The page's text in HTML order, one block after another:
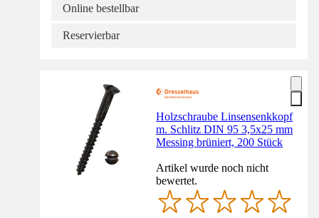
Online bestellbar
Reservierbar
Holzschraube Linsensenkkopf
m. Schlitz DIN 95 3,5x25 mm
Messing brüniert, 200 Stück
Artikel wurde noch nicht
bewertet.